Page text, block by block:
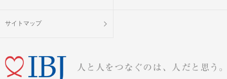
サイトマップ